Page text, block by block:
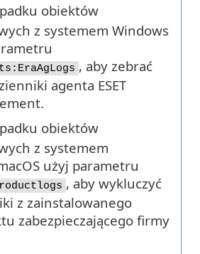
obiektów
z systemem Windows
, aby zebrać
agenta ESET
obiektów
z systemem
użyj parametru
, aby wykluczyć
z zainstalowanego
zabezpieczającego firmy